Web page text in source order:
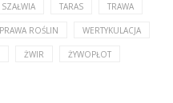
SZAŁWIA TARAS TRAWA
ROŚLIN WERTYKULACJA
ŻWIR ŻYWOPŁOT